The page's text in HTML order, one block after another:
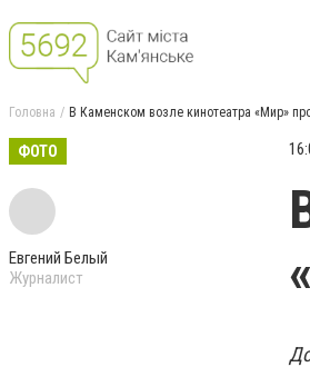
Головна В Каменском возле кинотеатра «Мир»
ФОТО
Евгений Белый
Журналист